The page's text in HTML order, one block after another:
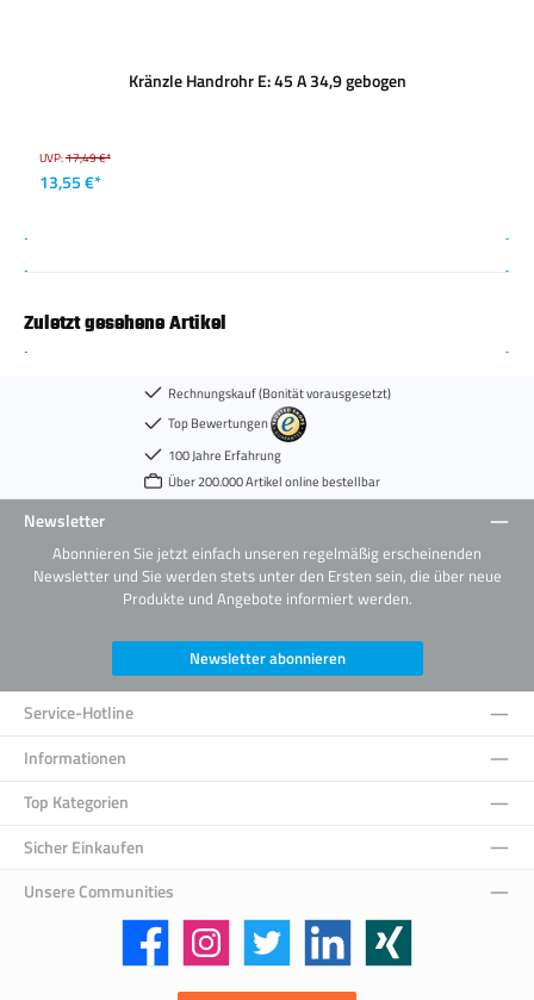
Kränzle Handrohr E: 45 A 34,9 gebogen
UVP:17,49 €*
13,55 €*
Zuletzt gesehene Artikel
Rechnungskauf (Bonität vorausgesetzt)
Top Bewertungen
100 Jahre Erfahrung
Über 200.000 Artikel online bestellbar
Newsletter
Abonnieren Sie jetzt einfach unseren regelmäßig erscheinenden
Newsletter und Sie werden stets unter den Ersten sein, die über neue
Produkte und Angebote informiert werden.
Newsletter abonnieren
Service-Hotline
Informationen
Top Kategorien
Sicher Einkaufen
Unsere Communities
Facebook Instagram Twitter LinkedIn Xing